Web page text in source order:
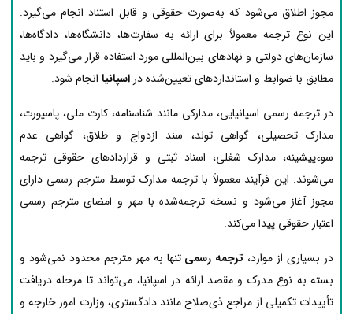
مجوز اطلاق می‌شود که به‌صورت حقوقی و قابل استناد انجام می‌گیرد.
این نوع ترجمه معمولاً برای ارائه به سفارت‌ها، دانشگاه‌ها، دادگاه‌ها،
سازمان‌های دولتی و نهادهای بین‌المللی مورد استفاده قرار می‌گیرد و باید
مطابق با ضوابط و استانداردهای تعیین‌شده در اسپانیا انجام شود.
در ترجمه رسمی اسپانیایی، مدارکی مانند شناسنامه، کارت ملی، پاسپورت،
مدارک تحصیلی، گواهی تولد، سند ازدواج و طلاق، گواهی عدم
سوءپیشینه، مدارک شغلی، اسناد ثبتی و قراردادهای حقوقی ترجمه
می‌شوند. این فرآیند معمولاً با ترجمه مدارک توسط مترجم رسمی دارای
مجوز آغاز می‌شود و نسخه ترجمه‌شده با مهر و امضای مترجم رسمی
اعتبار حقوقی پیدا می‌کند.
در بسیاری از موارد، ترجمه رسمی تنها به مهر مترجم محدود نمی‌شود و
بسته به نوع مدرک و مقصد ارائه در اسپانیا، می‌تواند تا مرحله دریافت
تأییدات تکمیلی از مراجع ذی‌صلاح مانند دادگستری، وزارت امور خارجه و